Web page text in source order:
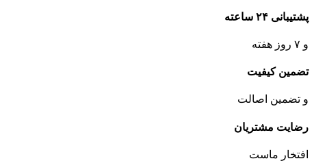
پشتیبانی ۲۴ ساعته
و ۷ روز هفته
تضمین کیفیت
و تضمین اصالت
رضایت مشتریان
افتخار ماست